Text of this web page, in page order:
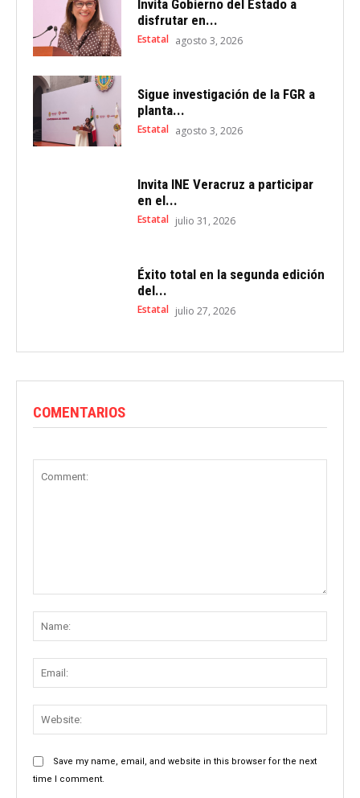
Invita Gobierno del Estado a
disfrutar en...
Estatal agosto 3, 2026
Sigue investigación de la FGR a
planta...
Estatal agosto 3, 2026
Invita INE Veracruz a participar
en el...
Estatal julio 31, 2026
Éxito total en la segunda edición
del...
Estatal julio 27, 2026
COMENTARIOS
Save my name, email, and website in this browser for the next
time I comment.